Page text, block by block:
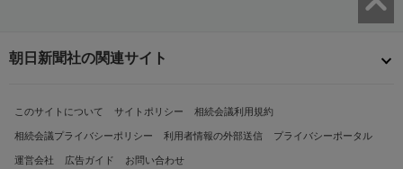
朝日新聞社の関連サイト
このサイトについて サイトポリシー 相続会議利用規約
相続会議プライバシーポリシー 利用者情報の外部送信 プライバシーポータル
運営会社 広告ガイド お問い合わせ